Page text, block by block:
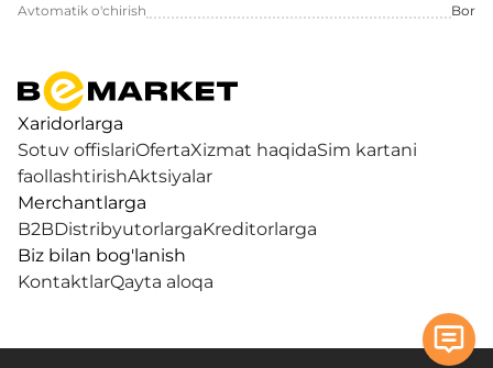
Avtomatik o'chirish
Bor
Xaridorlarga
Sotuv offislariOfertaXizmat haqidaSim kartani
faollashtirishAktsiyalar
Merchantlarga
B2BDistribyutorlargaKreditorlarga
Biz bilan bog'lanish
KontaktlarQayta aloqa